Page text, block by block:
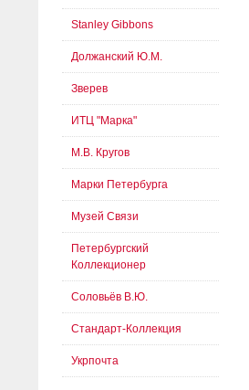
Stanley Gibbons
Должанский Ю.М.
Зверев
ИТЦ "Марка"
М.В. Кругов
Марки Петербурга
Музей Связи
Петербургский
Коллекционер
Соловьёв В.Ю.
Стандарт-Коллекция
Укрпочта